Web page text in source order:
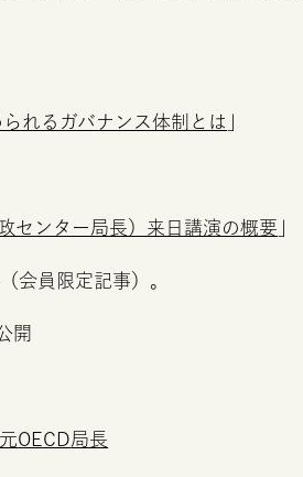
れるガバナンス体制とは
センター局長）来日講演の概要
会員限定記事）。
開
OECD局長